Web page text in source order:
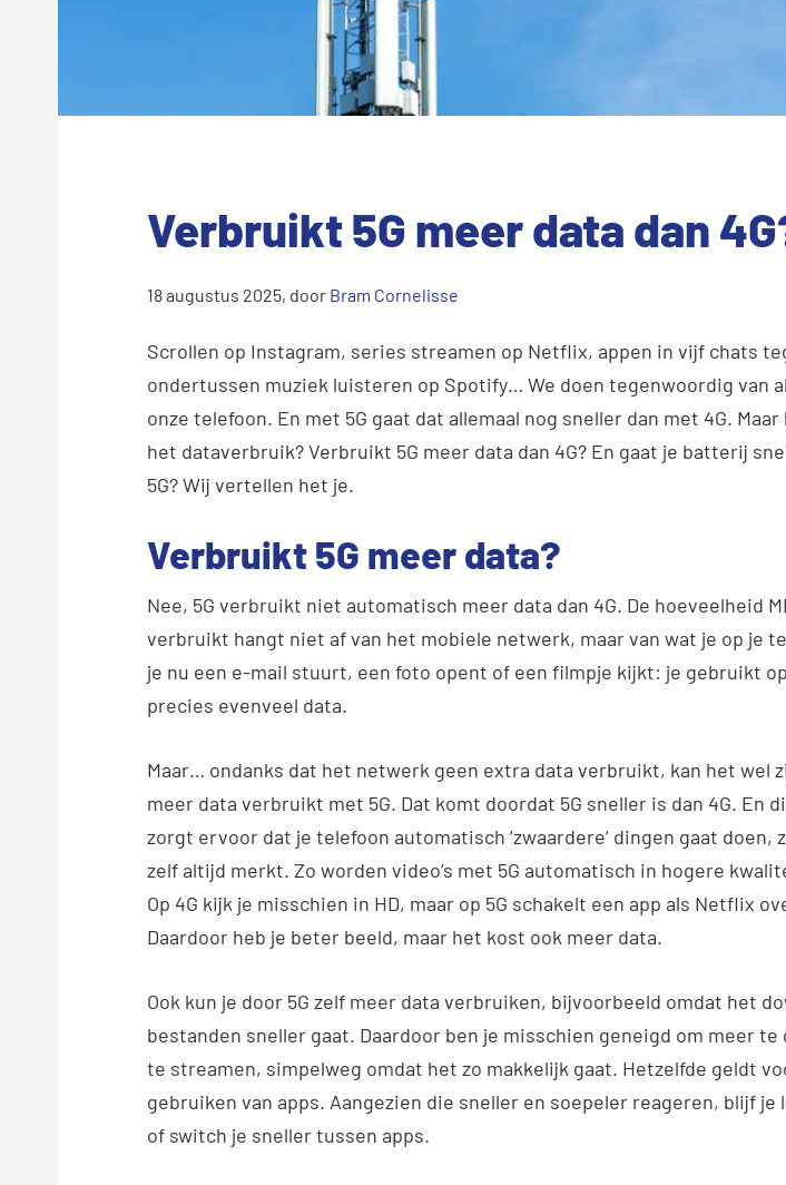
Verbruikt 5G meer data dan
18 augustus 2025, door Bram Cornelisse
Scrollen op Instagram, series streamen op Netflix, appen in vijf chats
ondertussen muziek luisteren op Spotify… We doen tegenwoordig van
onze telefoon. En met 5G gaat dat allemaal nog sneller dan met 4G.
het dataverbruik? Verbruikt 5G meer data dan 4G? En gaat je batterij
5G? Wij vertellen het je.
Verbruikt 5G meer data?
Nee, 5G verbruikt niet automatisch meer data dan 4G. De hoeveelheid
verbruikt hangt niet af van het mobiele netwerk, maar van wat je op je
je nu een e-mail stuurt, een foto opent of een filmpje kijkt: je gebruikt op
precies evenveel data.
Maar… ondanks dat het netwerk geen extra data verbruikt, kan het wel
meer data verbruikt met 5G. Dat komt doordat 5G sneller is dan 4G. En
zorgt ervoor dat je telefoon automatisch ‘zwaardere’ dingen gaat doen,
zelf altijd merkt. Zo worden video’s met 5G automatisch in hogere
Op 4G kijk je misschien in HD, maar op 5G schakelt een app als Netflix
Daardoor heb je beter beeld, maar het kost ook meer data.
Ook kun je door 5G zelf meer data verbruiken, bijvoorbeeld omdat het
bestanden sneller gaat. Daardoor ben je misschien geneigd om meer te
te streamen, simpelweg omdat het zo makkelijk gaat. Hetzelfde geldt
gebruiken van apps. Aangezien die sneller en soepeler reageren, blijf je
of switch je sneller tussen apps.